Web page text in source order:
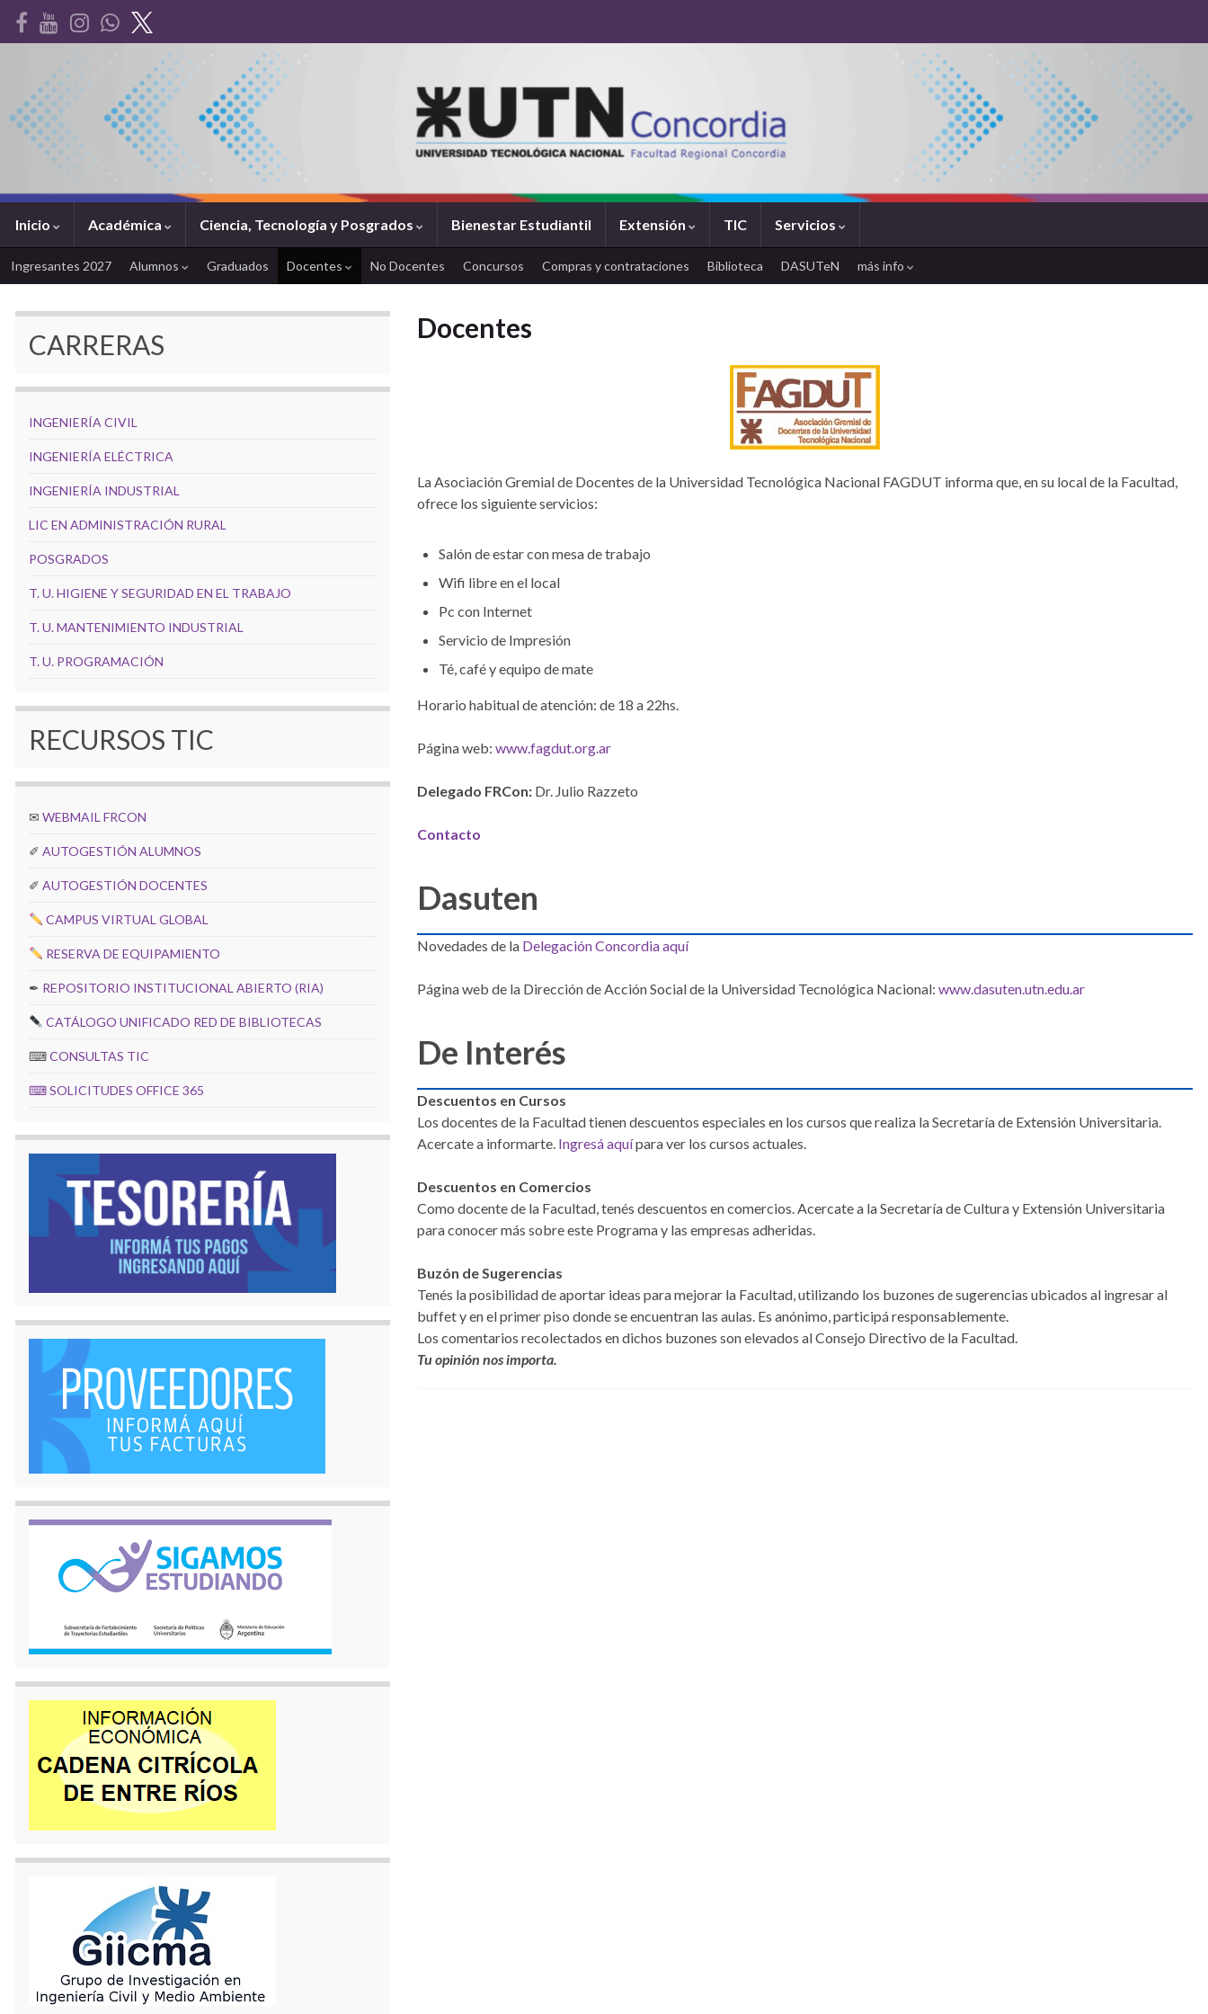
Inicio Académica Ciencia, Tecnología y Posgrados Bienestar Estudiantil Extensión TIC Servicios
Ingresantes 2027 Alumnos Graduados Docentes No Docentes Concursos Compras y contrataciones Biblioteca DASUTeN más info
Docentes
La Asociación Gremial de Docentes de la Universidad Tecnológica Nacional FAGDUT informa que, en su local de la Facultad,
ofrece los siguiente servicios:
Salón de estar con mesa de trabajo
Wifi libre en el local
Pc con Internet
Servicio de Impresión
Té, café y equipo de mate
Horario habitual de atención: de 18 a 22hs.
Página web: www.fagdut.org.ar
Delegado FRCon:Dr. Julio Razzeto
Contacto
Dasuten
Novedades de la Delegación Concordia aquí
Página web de la Dirección de Acción Social de la Universidad Tecnológica Nacional: www.dasuten.utn.edu.ar
De Interés
Descuentos en Cursos
Los docentes de la Facultad tienen descuentos especiales en los cursos que realiza la Secretaría de Extensión Universitaria.
Acercate a informarte. Ingresá aquípara ver los cursos actuales.
Descuentos en Comercios
Como docente de la Facultad, tenés descuentos en comercios. Acercate a la Secretaría de Cultura y Extensión Universitaria
para conocer más sobre este Programa y las empresas adheridas.
Buzón de Sugerencias
Tenés la posibilidad de aportar ideas para mejorar la Facultad, utilizando los buzones de sugerencias ubicados al ingresar al
buffet y en el primer piso donde se encuentran las aulas. Es anónimo, participá responsablemente.
Los comentarios recolectados en dichos buzones son elevados al Consejo Directivo de la Facultad.
Tu opinión nos importa.
CARRERAS
INGENIERÍA CIVIL
INGENIERÍA ELÉCTRICA
INGENIERÍA INDUSTRIAL
LIC EN ADMINISTRACIÓN RURAL
POSGRADOS
T. U. HIGIENE Y SEGURIDAD EN EL TRABAJO
T. U. MANTENIMIENTO INDUSTRIAL
T. U. PROGRAMACIÓN
RECURSOS TIC
✉ WEBMAIL FRCON
✐ AUTOGESTIÓN ALUMNOS
✐ AUTOGESTIÓN DOCENTES
CAMPUS VIRTUAL GLOBAL
RESERVA DE EQUIPAMIENTO
✒ REPOSITORIO INSTITUCIONAL ABIERTO (RIA)
CATÁLOGO UNIFICADO RED DE BIBLIOTECAS
⌨CONSULTAS TIC
⌨SOLICITUDES OFFICE 365